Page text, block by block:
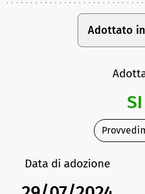
Adottato
SI
Data di adozione